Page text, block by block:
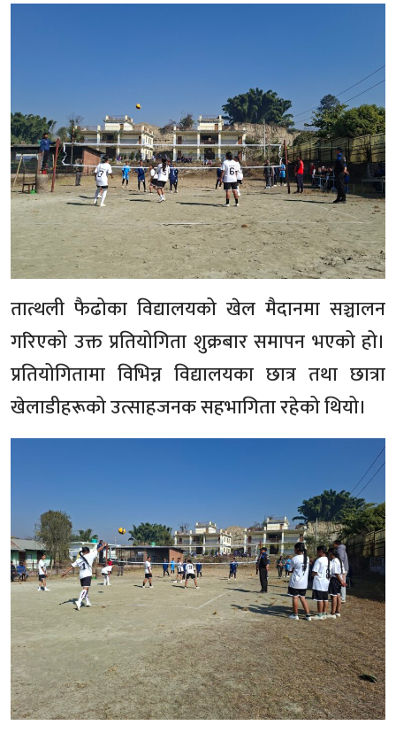
तात्थली फैढोका विद्यालयको खेल मैदानमा सञ्चालन
गरिएको उक्त प्रतियोगिता शुक्रबार समापन भएको हो।
प्रतियोगितामा विभिन्न विद्यालयका छात्र तथा छात्रा
खेलाडीहरूको उत्साहजनक सहभागिता रहेको थियो।